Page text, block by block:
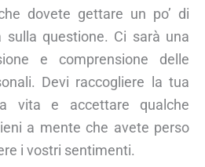
dovete gettare un po’ di
sulla questione. Ci sarà una
e comprensione delle
Devi raccogliere la tua
vita e accettare qualche
a mente che avete perso
i vostri sentimenti.